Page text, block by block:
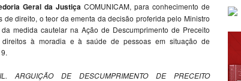
Geral da Justiça COMUNICAM, para conhecimento de
direito, o teor da ementa da decisão proferida pelo Ministro
medida cautelar na Ação de Descumprimento de Preceito
à moradia e à saúde de pessoas em situação de
ARGUIÇÃO DE DESCUMPRIMENTO DE PRECEITO